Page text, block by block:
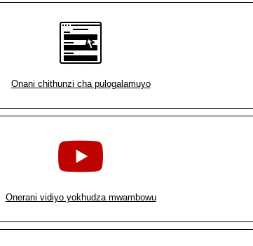
Onani chithunzi cha pulogalamuyo
Onerani vidiyo yokhudza mwambowu